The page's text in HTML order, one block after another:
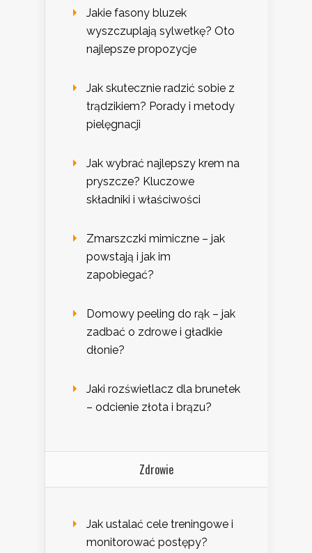
Jakie fasony bluzek
wyszczuplają sylwetkę? Oto
najlepsze propozycje
Jak skutecznie radzić sobie z
trądzikiem? Porady i metody
pielęgnacji
Jak wybrać najlepszy krem na
pryszcze? Kluczowe
składniki i właściwości
Zmarszczki mimiczne – jak
powstają i jak im
zapobiegać?
Domowy peeling do rąk – jak
zadbać o zdrowe i gładkie
dłonie?
Jaki rozświetlacz dla brunetek
– odcienie złota i brązu?
Zdrowie
Jak ustalać cele treningowe i
monitorować postępy?